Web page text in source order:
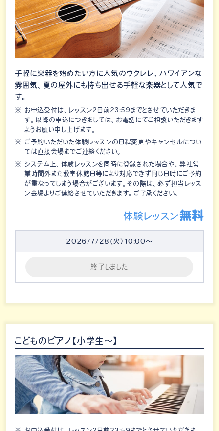
手軽に楽器を始めたい方に人気のウクレレ、ハワイアンな
雰囲気、夏の屋外にも持ち出せる手軽な楽器として人気で
す。
お申込受付は、レッスン2日前23:59までとさせていただきま
す。以降の申込につきましては、お電話にてご相談いただきます
ようお願い申し上げます。
ご予約いただいた体験レッスンの日程変更やキャンセルについ
ては直接会場までご連絡ください。
システム上、体験レッスンを同時に登録された場合や、弊社営
業時間外また教室休館日等により対応できず同じ日時にご予約
が重なってしまう場合がございます。その際は、必ず担当レッス
ン会場よりご連絡させていただきます。ご了承ください。
体験レッスン 無料
2026/7/28（火）10:00～
終了しました
こどものピアノ【小学生～】